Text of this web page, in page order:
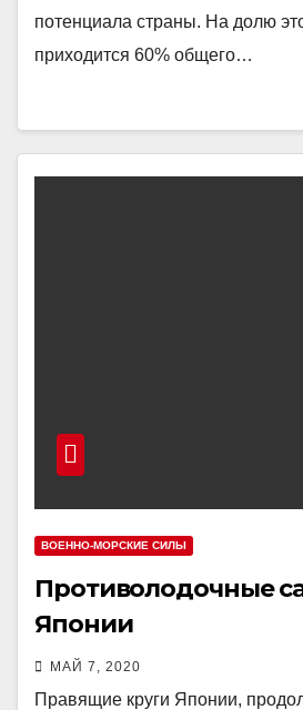
потенциала страны. На долю
приходится 60% общего…
ВОЕННО-МОРСКИЕ СИЛЫ
Противолодочные
Японии
МАЙ 7, 2020
Правящие круги Японии,